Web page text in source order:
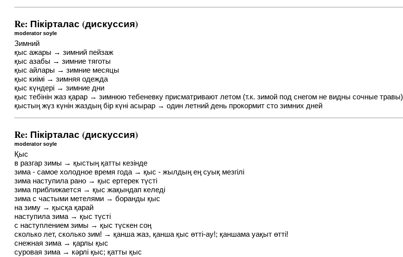
Re: Пікірталас (дискуссия)
moderator soyle
Зимний
қыс ажары → зимний пейзаж
қыс азабы → зимние тяготы
қыс айлары → зимние месяцы
қыс киімі → зимняя одежда
қыс күндері → зимние дни
қыс тебінін жаз қарар → зимнюю тебеневку присматривают летом (т.к. зимой под снегом не видны сочные травы)
қыстың жүз күнін жаздың бір күні асырар → один летний день прокормит сто зимних дней
Re: Пікірталас (дискуссия)
moderator soyle
Қыс
в разгар зимы → қыстың қатты кезінде
зима - самое холодное время года → қыс - жылдың ең суық мезгілі
зима наступила рано → қыс ертерек түсті
зима приближается → қыс жақындап келеді
зима с частыми метелями → боранды қыс
на зиму → қысқа қарай
наступила зима → қыс түсті
с наступлением зимы → қыс түскен соң
сколько лет, сколько зим! → қанша жаз, қанша қыс өтті-ау!; қаншама уақыт өтті!
снежная зима → қарлы қыс
суровая зима → кәрлі қыс; қатты қыс